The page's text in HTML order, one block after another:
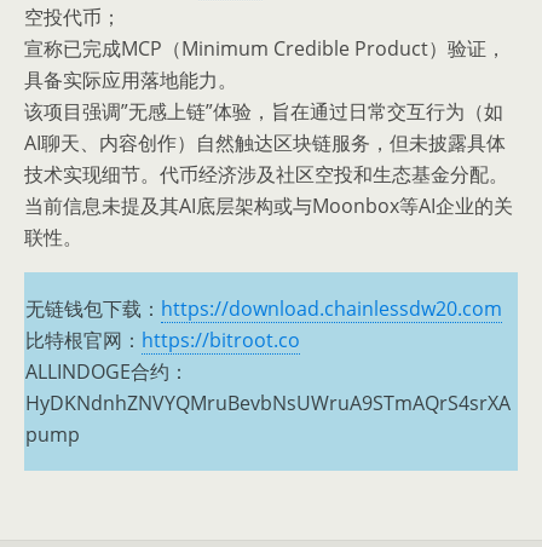
空投代币；
宣称已完成MCP（Minimum Credible Product）验证，
具备实际应用落地能力。
该项目强调”无感上链”体验，旨在通过日常交互行为（如
AI聊天、内容创作）自然触达区块链服务，但未披露具体
技术实现细节。代币经济涉及社区空投和生态基金分配。
当前信息未提及其AI底层架构或与Moonbox等AI企业的关
联性。
无链钱包下载： https://download.chainlessdw20.com
比特根官网： https://bitroot.co
ALLINDOGE合约：
HyDKNdnhZNVYQMruBevbNsUWruA9STmAQrS4srXA
pump